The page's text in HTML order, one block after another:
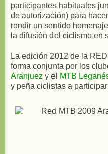
participantes habituales
de autorización) para
rendir un sentido
la difusión del ciclismo en
La edición 2012 de la
forma conjunta por los
Aranjuez y el MTB
y peña ciclistas a